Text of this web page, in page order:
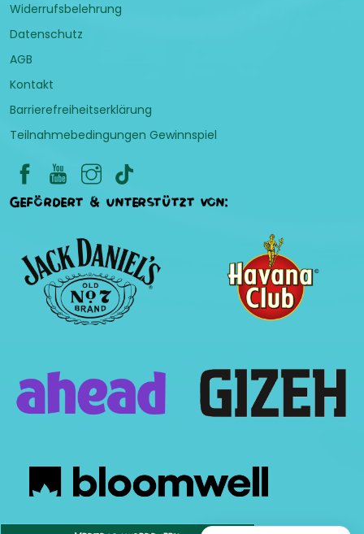
Widerrufsbelehrung
Datenschutz
AGB
Kontakt
Barrierefreiheitserklärung
Teilnahmebedingungen Gewinnspiel
Gefördert & unterstützt von: